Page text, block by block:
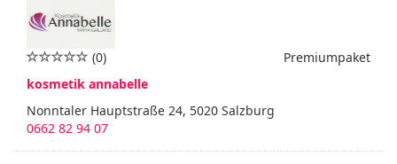
Premiumpaket
(0)
kosmetik annabelle
Nonntaler Hauptstraße 24, 5020 Salzburg
0662 82 94 07